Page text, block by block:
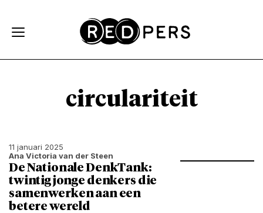
circulariteit
11 januari 2025
Ana Victoria van der Steen
De Nationale DenkTank:
twintig jonge denkers die
samenwerken aan een
betere wereld